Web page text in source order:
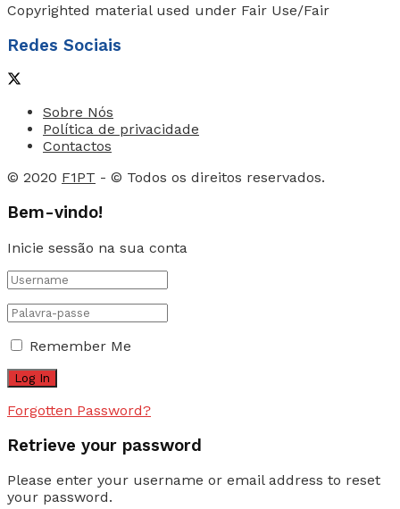
Copyrighted material used under Fair Use/Fair
Redes Sociais
Sobre Nós
Política de privacidade
Contactos
© 2020 F1PT - © Todos os direitos reservados.
Bem-vindo!
Inicie sessão na sua conta
Remember Me
Forgotten Password?
Retrieve your password
Please enter your username or email address to reset
your password.